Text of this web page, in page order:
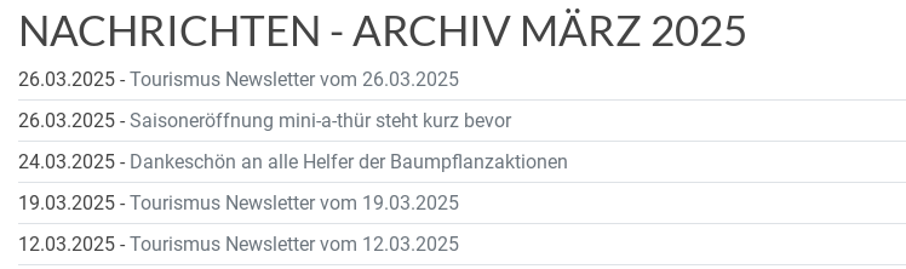
NACHRICHTEN - ARCHIV MÄRZ 2025
26.03.2025 - Tourismus Newsletter vom 26.03.2025
26.03.2025 - Saisoneröffnung mini-a-thür steht kurz bevor
24.03.2025 - Dankeschön an alle Helfer der Baumpflanzaktionen
19.03.2025 - Tourismus Newsletter vom 19.03.2025
12.03.2025 - Tourismus Newsletter vom 12.03.2025